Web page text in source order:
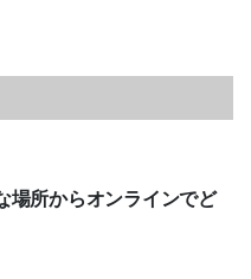
場所からオンラインでど